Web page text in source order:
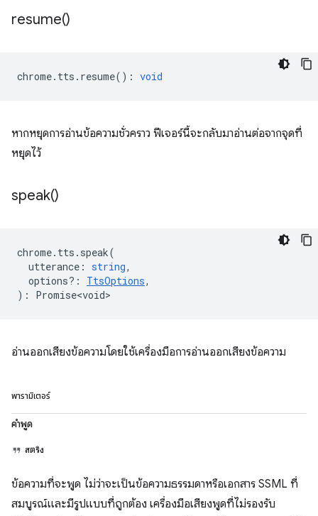
resume()
chrome. tts . resume() : void
หากหยุดการอ่านข้อความชั่วคราว ฟีเจอร์นี้จะกลับมาอ่านต่อจากจุดที่
หยุดไว้
speak()
chrome. tts . speak(
utterance : string,
options? : TtsOptions,
) : Promise<void>
อ่านออกเสียงข้อความโดยใช้เครื่องมือการอ่านออกเสียงข้อความ
พารามิเตอร์
คำพูด
สตริง
ข้อความที่จะพูด ไม่ว่าจะเป็นข้อความธรรมดาหรือเอกสาร SSML ที่
สมบูรณ์และมีรูปแบบที่ถูกต้อง เครื่องมือเสียงพูดที่ไม่รองรับ